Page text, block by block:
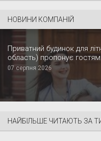
НОВИНИ КОМПАНІЙ
Приватний будинок для
область) пропонує
07 серпня 2026
НАЙБІЛЬШЕ ЧИТАЮТЬ ЗА